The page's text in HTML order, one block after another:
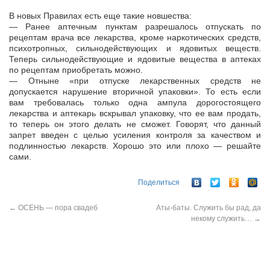
В новых Правилах есть еще такие новшества:
— Ранее аптечным пунктам разрешалось отпускать по
рецептам врача все лекарства, кроме наркотических средств,
психотропных, сильнодействующих и ядовитых веществ.
Теперь сильнодействующие и ядовитые вещества в аптеках
по рецептам приобретать можно.
— Отныне «при отпуске лекарственных средств не
допускается нарушение вторичной упаковки». То есть если
вам требовалась только одна ампула дорогостоящего
лекарства и аптекарь вскрывал упаковку, что ее вам продать,
то теперь он этого делать не сможет. Говорят, что данный
запрет введен с целью усиления контроля за качеством и
подлинностью лекарств. Хорошо это или плохо — решайте
сами.
Поделиться
← ОСЕНЬ — пора свадеб
Аты-баты. Служить бы рад, да
некому служить…
→